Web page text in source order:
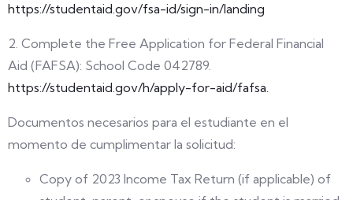
https://studentaid.gov/fsa-id/sign-in/landing
2. Complete the Free Application for Federal Financial
Aid (FAFSA): School Code 042789.
https://studentaid.gov/h/apply-for-aid/fafsa.
Documentos necesarios para el estudiante en el
momento de cumplimentar la solicitud:
Copy of 2023 Income Tax Return (if applicable) of